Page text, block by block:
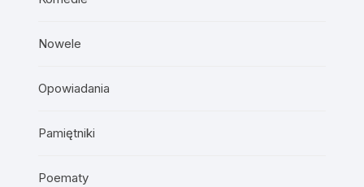
Nowele
Opowiadania
Pamiętniki
Poematy